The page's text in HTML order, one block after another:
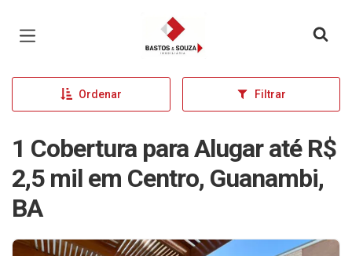
Página inicial
Ordenar Filtrar
1 Cobertura para Alugar até R$
2,5 mil em Centro, Guanambi,
BA